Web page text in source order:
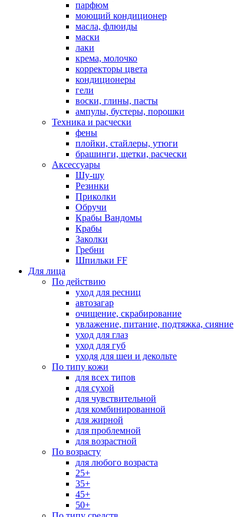
парфюм
моющий кондиционер
масла, флюиды
маски
лаки
крема, молочко
корректоры цвета
кондиционеры
гели
воски, глины, пасты
ампулы, бустеры, порошки
Техника и расчески
фены
плойки, стайлеры, утюги
брашинги, щетки, расчески
Аксессуары
Шу-шу
Резинки
Приколки
Обручи
Крабы Вандомы
Крабы
Заколки
Гребни
Шпильки FF
Для лица
По действию
уход для ресниц
автозагар
очищение, скрабирование
увлажение, питание, подтяжка, сияние
уход для глаз
уход для губ
уходя для шеи и декольте
По типу кожи
для всех типов
для сухой
для чувствительной
для комбинированной
для жирной
для проблемной
для возрастной
По возрасту
для любого возраста
25+
35+
45+
50+